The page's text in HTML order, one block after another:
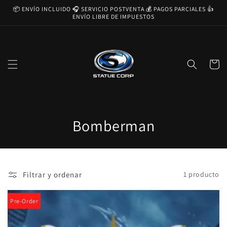
directamente
📦 ENVÍO INCLUIDO 🎧 SERVICIO POSTVENTA 💰 PAGOS PARCIALES 👍
ENVÍO LIBRE DE IMPUESTOS
Carrito
C
o
e
Bomberman
Filtrar y ordenar 1 producto
Pre-Order